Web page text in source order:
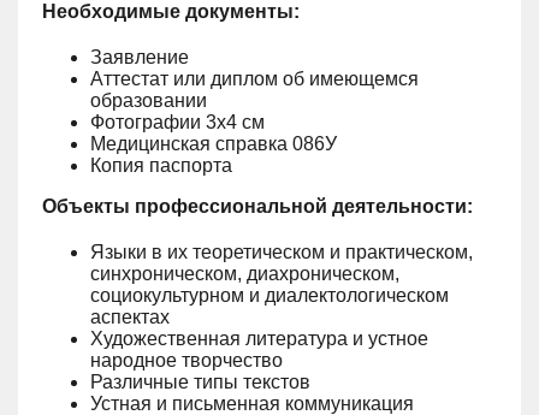
Необходимые документы:
Заявление
Аттестат или диплом об имеющемся
образовании
Фотографии 3х4 см
Медицинская справка 086У
Копия паспорта
Объекты профессиональной деятельности:
Языки в их теоретическом и практическом,
синхроническом, диахроническом,
социокультурном и диалектологическом
аспектах
Художественная литература и устное
народное творчество
Различные типы текстов
Устная и письменная коммуникация